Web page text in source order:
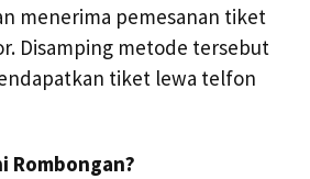
menerima pemesanan tiket
Disamping metode tersebut
tiket lewa telfon
Rombongan?